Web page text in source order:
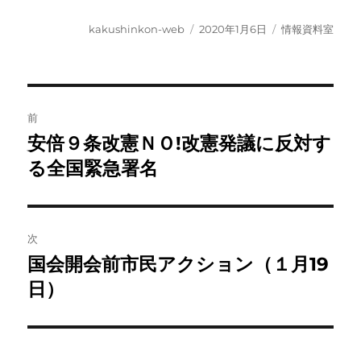
投
kakushinkon-web
投
2020年1月6日
カ
情報資料室
稿
ナ
ビ
ゲ
ー
シ
前
前
の
稿:
安倍９条改憲ＮＯ!改憲発議に反対す
る全国緊急署名
次
次
の
稿:
国会開会前市民アクション（１月19
日）